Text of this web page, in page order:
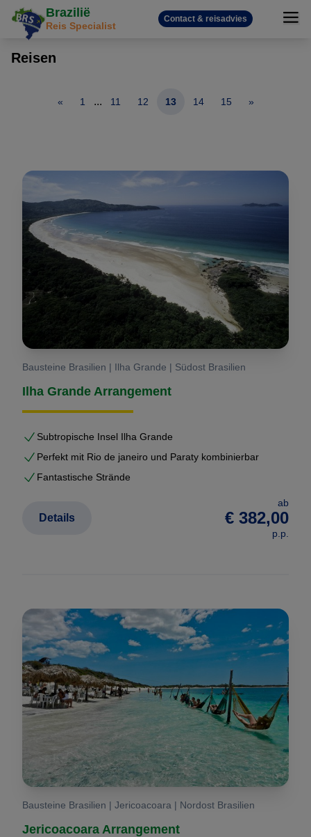
Brazilië
Reis Specialist
Contact & reisadvies
Reisen
« 1 ... 11 12 13 14 15 »
Bausteine Brasilien | Ilha Grande | Südost Brasilien
Ilha Grande Arrangement
Subtropische Insel Ilha Grande
Perfekt mit Rio de janeiro und Paraty kombinierbar
Fantastische Strände
ab
€ 382,00
p.p.
Details
Bausteine Brasilien | Jericoacoara | Nordost Brasilien
Jericoacoara Arrangement